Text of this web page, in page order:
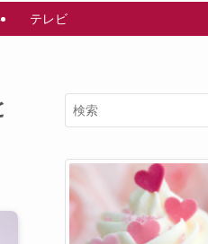
テレビ